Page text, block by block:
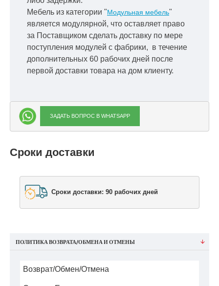
Мебель из категории "Модульная мебель"
является модулярной, что оставляет право
за Поставщиком сделать доставку по мере
поступления модулей с фабрики, в течение
дополнительных 60 рабочих дней после
первой доставки товара на дом клиенту.
ЗАДАТЬ ВОПРОС В WHATSAPP
Сроки доставки
Сроки доставки: 90 рабочих дней
ПОЛИТИКА ВОЗВРАТА/ОБМЕНА И ОТМЕНЫ
Возврат/Обмен/Отмена